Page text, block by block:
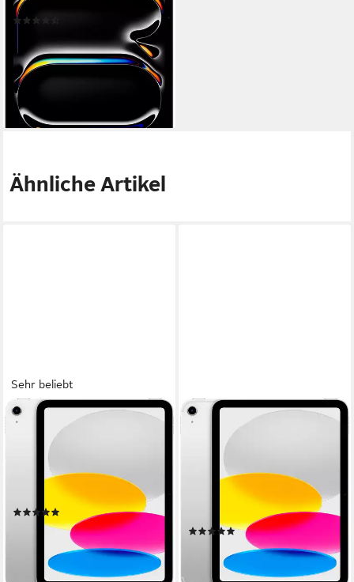
Produktdatenblatt
1.549,00 €
42,88 €mtl. in 48 Raten
-5%
lieferbar in 4 Wochen
Ähnliche Artikel
Sehr beliebt
APPLE
11" iPad Wi-Fi (2025) Tablet
10,86 Zoll
Speichergröße
2360 x 1640 px
Bildschirmauflösung
ab 454,09 € UVP499,00 €
mtl. in 36 Raten
lieferbar in 4 Wochen
APPLE
11" iPad Wi-Fi + Cellular
(2025) Tablet
10,86 Zoll Bildschirmdiagonale
2360 x 1640 px
Bildschirmauflösung
(25)
ab 668,05 €
mtl. in 48 Raten
lieferbar in 4 Wochen